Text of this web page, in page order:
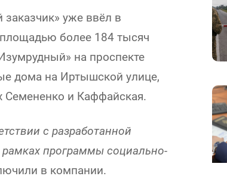
уже ввёл в
более 184 тысяч
на проспекте
дома на Иртышской улице,
Семененко и Каффайская.
с разработанной
программы социально-
в компании.